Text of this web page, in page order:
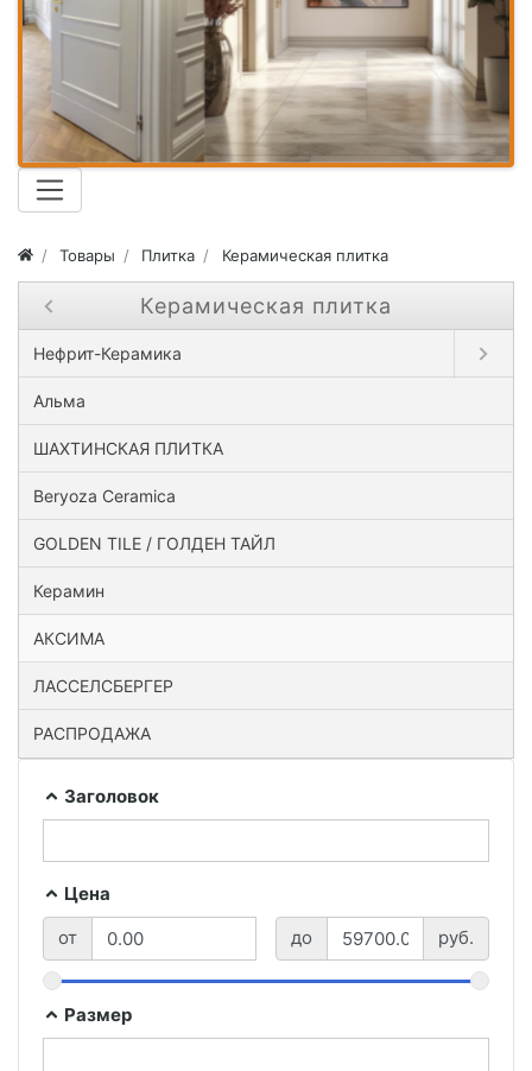
Товары Плитка Керамическая плитка
Close submenu ( Керамическая плитка )
Керамическая плитка
Нефрит-Керамика
Альма
ШАХТИНСКАЯ ПЛИТКА
Beryoza Ceramica
GOLDEN TILE / ГОЛДЕН ТАЙЛ
Керамин
АКСИМА
ЛАССЕЛСБЕРГЕР
РАСПРОДАЖА
Заголовок
Цена
от
до руб.
Размер